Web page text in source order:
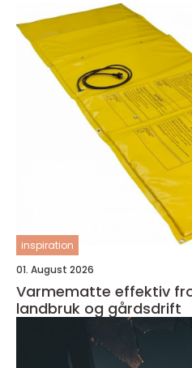
inspiration
01. August 2026
Varmematte effektiv frostbeskyttelse for
landbruk og gårdsdrift